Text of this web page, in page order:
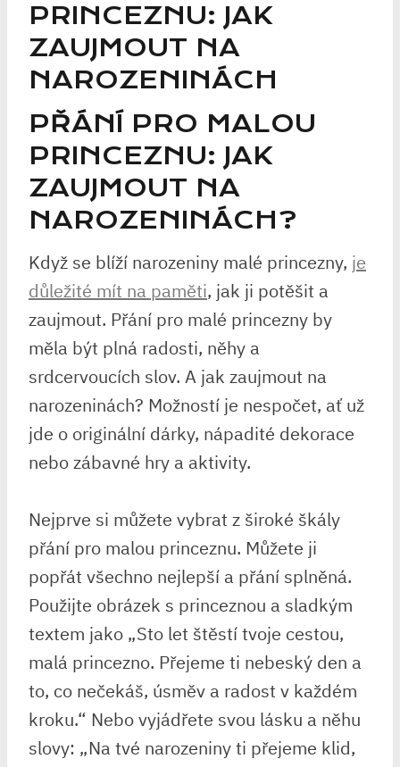
PRINCEZNU: JAK
ZAUJMOUT NA
NAROZENINÁCH
PŘÁNÍ PRO MALOU
PRINCEZNU: JAK
ZAUJMOUT NA‍
NAROZENINÁCH?
Když ‌se blíží narozeniny malé princezny, je
důležité mít na paměti, jak ji potěšit a
‍zaujmout.⁣ Přání pro malé princezny by
měla​ být plná radosti, něhy⁢ a
srdcervoucích‍ slov. A ‌jak zaujmout na
narozeninách? ‌Možností je nespočet, ať už
‍jde o originální dárky, ‍nápadité dekorace
nebo zábavné ‍hry a aktivity.
Nejprve si ​můžete ⁢vybrat z široké škály
přání pro malou princeznu. Můžete ji
popřát⁤ všechno nejlepší a přání splněná.
Použijte‌ obrázek s princeznou a‌ sladkým‍
textem‍ jako „Sto ⁤let štěstí‌ tvoje ⁣cestou,​
malá princezno. Přejeme⁣ ti nebeský⁣ den a
⁤to, ⁣co nečekáš, úsměv a radost v každém
kroku.“ Nebo vyjádřete svou⁤ lásku​ a něhu
slovy: „Na tvé narozeniny ti přejeme klid,